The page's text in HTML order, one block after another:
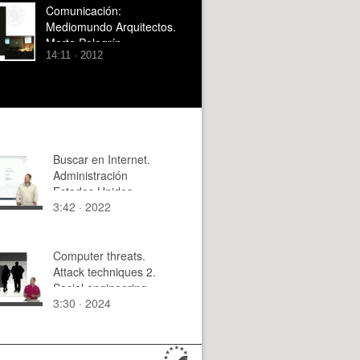
Comunicación:
Mediomundo Arquitectos.
Marta Pelegrín
14:11 · 2012
Buscar en Internet.
Administración
Estados Unidos
3:42 · 2022
Computer threats.
Attack techniques 2.
Social engineering
3:30 · 2024